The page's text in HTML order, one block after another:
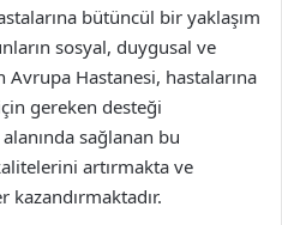
bütüncül bir yaklaşım
sosyal, duygusal ve
Avrupa Hastanesi, hastalarına
gereken desteği
sağlanan bu
artırmakta ve
kazandırmaktadır.